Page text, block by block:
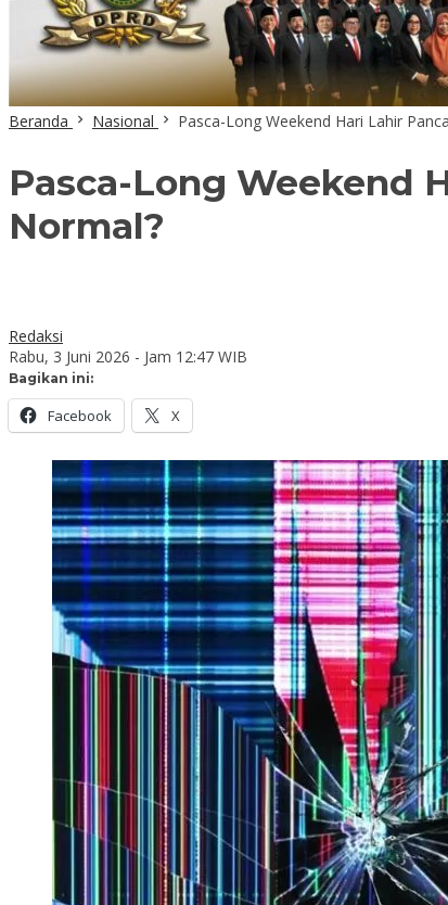
Beranda Nasional Pasca-Long Weekend Hari Lahir
Pasca-Long Weekend
Normal?
Redaksi
Rabu, 3 Juni 2026 - Jam 12:47 WIB
Bagikan ini:
Facebook X